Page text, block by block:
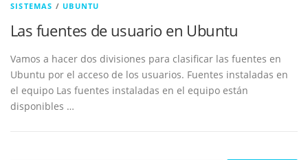
SISTEMAS / UBUNTU
Las fuentes de usuario en Ubuntu
Vamos a hacer dos divisiones para clasificar las fuentes en
Ubuntu por el acceso de los usuarios. Fuentes instaladas en
el equipo Las fuentes instaladas en el equipo están
disponibles …